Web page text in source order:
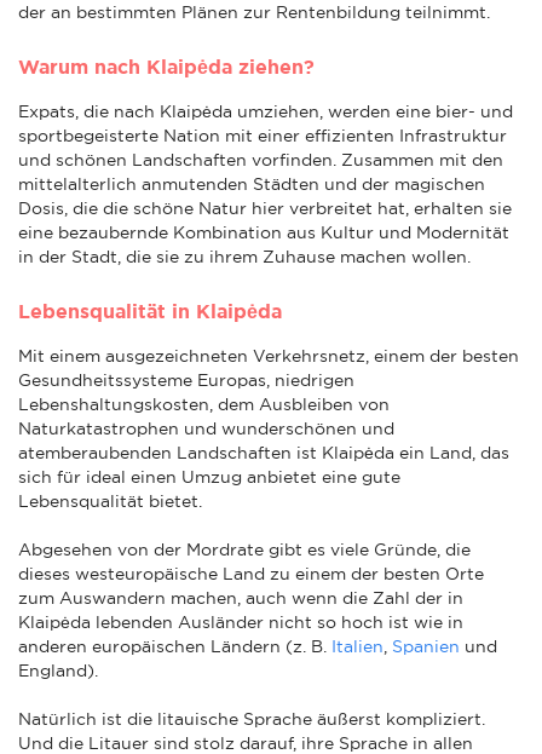
der an bestimmten Plänen zur Rentenbildung teilnimmt.
Warum nach Klaipėda ziehen?
Expats, die nach Klaipėda umziehen, werden eine bier- und
sportbegeisterte Nation mit einer effizienten Infrastruktur
und schönen Landschaften vorfinden. Zusammen mit den
mittelalterlich anmutenden Städten und der magischen
Dosis, die die schöne Natur hier verbreitet hat, erhalten sie
eine bezaubernde Kombination aus Kultur und Modernität
in der Stadt, die sie zu ihrem Zuhause machen wollen.
Lebensqualität in Klaipėda
Mit einem ausgezeichneten Verkehrsnetz, einem der besten
Gesundheitssysteme Europas, niedrigen
Lebenshaltungskosten, dem Ausbleiben von
Naturkatastrophen und wunderschönen und
atemberaubenden Landschaften ist Klaipėda ein Land, das
sich für ideal einen Umzug anbietet eine gute
Lebensqualität bietet.
Abgesehen von der Mordrate gibt es viele Gründe, die
dieses westeuropäische Land zu einem der besten Orte
zum Auswandern machen, auch wenn die Zahl der in
Klaipėda lebenden Ausländer nicht so hoch ist wie in
anderen europäischen Ländern (z. B. Italien Spanien und
England).
Natürlich ist die litauische Sprache äußerst kompliziert.
Und die Litauer sind stolz darauf, ihre Sprache in allen